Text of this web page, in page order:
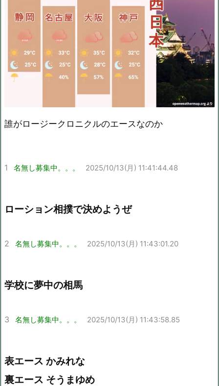
誰がロージークロニクルのエースなのか
1 名無し募集中。。。 2025/10/13(月) 11:41:44.48
ローション相撲で決めようぜ
2 名無し募集中。。。 2025/10/13(月) 11:43:01.20
学校に夢中の相馬
3 名無し募集中。。。 2025/10/13(月) 11:43:58.85
表エース かみれな
裏エース そうまゆめ